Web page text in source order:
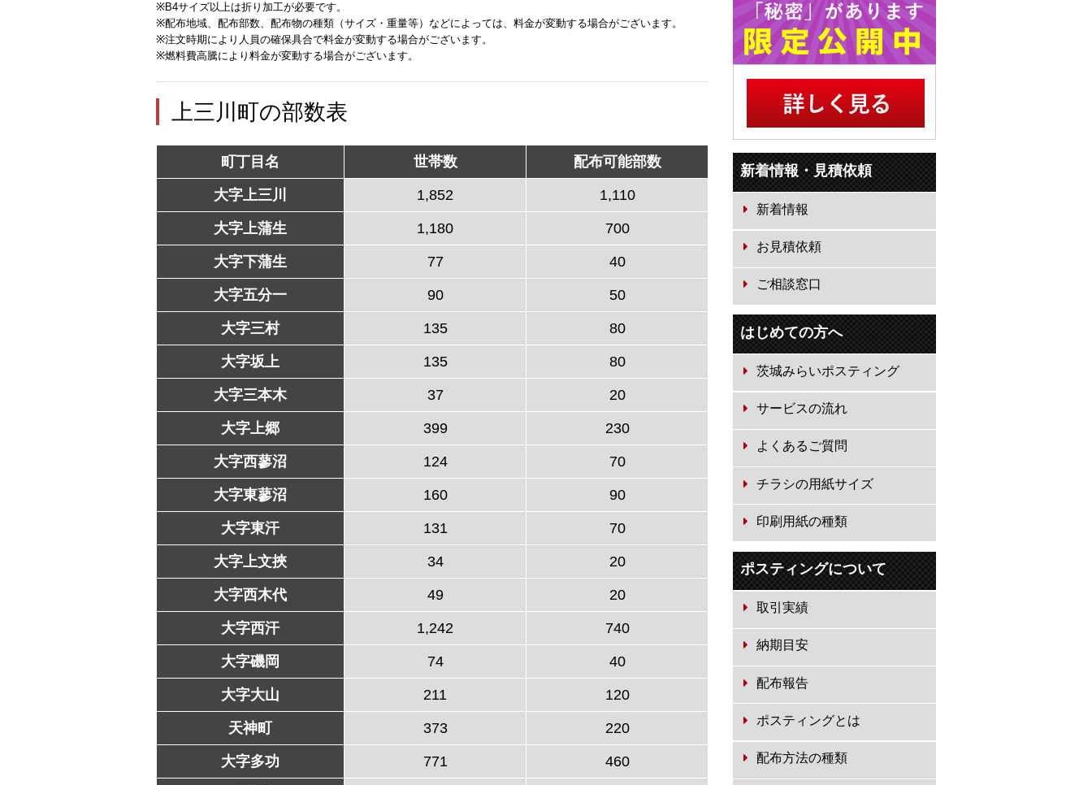
※B4サイズ以上は折り加工が必要です。
※配布地域、配布部数、配布物の種類（サイズ・重量等）などによっては、料金が変動する場合がございます。
※注文時期により人員の確保具合で料金が変動する場合がございます。
※燃料費高騰により料金が変動する場合がございます。
上三川町の部数表
町丁目名 世帯数 配布可能部数
大字上三川 1,852 1,110
大字上蒲生 1,180 700
大字下蒲生 77 40
大字五分一 90 50
大字三村 135 80
大字坂上 135 80
大字三本木 37 20
大字上郷 399 230
大字西蓼沼 124 70
大字東蓼沼 160 90
大字東汗 131 70
大字上文挾 34 20
大字西木代 49 20
大字西汗 1,242 740
大字磯岡 74 40
大字大山 211 120
天神町 373 220
大字多功 771 460
新着情報・見積依頼
新着情報
お見積依頼
ご相談窓口
はじめての方へ
茨城みらいポスティング
サービスの流れ
よくあるご質問
チラシの用紙サイズ
印刷用紙の種類
ポスティングについて
取引実績
納期目安
配布報告
ポスティングとは
配布方法の種類